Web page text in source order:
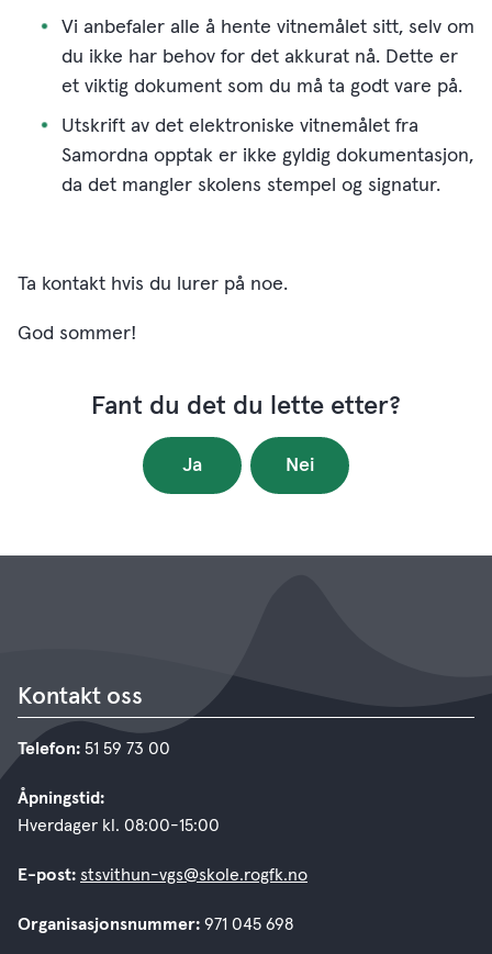
Vi anbefaler alle å hente vitnemålet sitt, selv om
du ikke har behov for det akkurat nå. Dette er
et viktig dokument som du må ta godt vare på.
Utskrift av det elektroniske vitnemålet fra
Samordna opptak er ikke gyldig dokumentasjon,
da det mangler skolens stempel og signatur.
Ta kontakt hvis du lurer på noe.
God sommer!
Fant du det du lette etter?
Ja Nei
Kontakt oss
Telefon: 51 59 73 00
Åpningstid:
Hverdager kl. 08:00-15:00
E-post: stsvithun-vgs@skole.rogfk.no
Organisasjonsnummer: 971 045 698